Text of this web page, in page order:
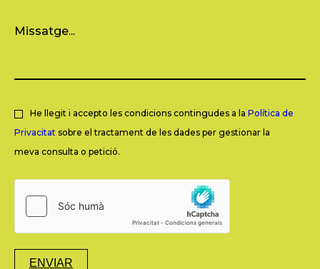
He llegit i accepto les condicions contingudes a la Política de
Privacitat sobre el tractament de les dades per gestionar la
meva consulta o petició.
ENVIAR